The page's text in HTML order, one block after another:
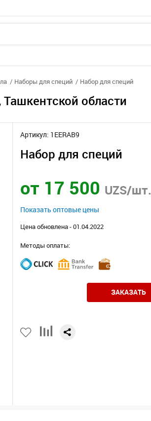
Наборы для специй Набор для специй
области
Артикул: 1EERAB9
Набор для специй
от 17 500 UZS/шт.
Показать оптовые цены
Цена обновлена - 01.04.2022
Методы оплаты:
ЗАКАЗАТЬ